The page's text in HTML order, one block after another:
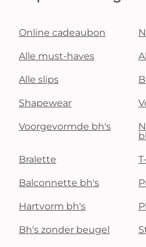
Online cadeaubon
Alle must-haves
Alle slips
Shapewear
Voorgevormde bh's
Bralette
Balconnette bh's
Hartvorm bh's
Bh's zonder beugel